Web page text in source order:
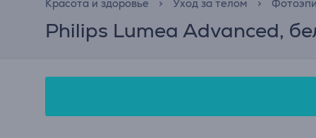
Красота и здоровье Уход за телом
Philips Lumea Advanced,